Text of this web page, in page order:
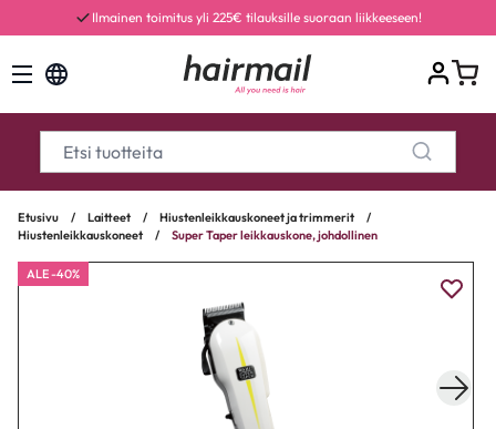
Ilmainen toimitus yli 225€ tilauksille suoraan liikkeeseen!
Etusivu / Laitteet / Hiustenleikkauskoneet ja trimmerit
/
Hiustenleikkauskoneet
/ Super Taper leikkauskone, johdollinen
ALE -40%